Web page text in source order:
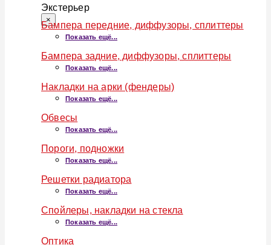
Экстерьер
×
Бампера передние, диффузоры, сплиттеры
Показать ещё...
Бампера задние, диффузоры, сплиттеры
Показать ещё...
Накладки на арки (фендеры)
Показать ещё...
Обвесы
Показать ещё...
Пороги, подножки
Показать ещё...
Решетки радиатора
Показать ещё...
Спойлеры, накладки на стекла
Показать ещё...
Оптика